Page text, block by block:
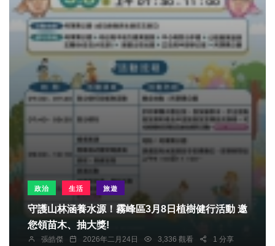
政治 生活 旅遊
守護山林涵養水源！霧峰區3月8日植樹健行活動 邀
您領苗木、抽大獎!
張皓傑 2026年二月24日 3,336 觀看 1 分享